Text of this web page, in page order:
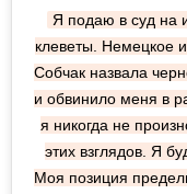
Я подаю в суд на
клеветы. Немецкое
Собчак назвала
и обвинило меня в
я никогда не
этих взглядов. Я
Моя позиция